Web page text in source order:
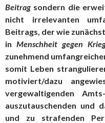
Beitrag sondern die
nicht irrelevanten
Beitrags, der wie
in Menschheit gegen
zunehmend
somit Leben
motiviert/dazu
vergewaltigenden
auszutauschenden und
und zu strafenden